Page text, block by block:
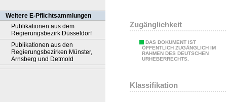
Weitere E-Pflichtsammlungen
Publikationen aus dem
Regierungsbezirk Düsseldorf
Publikationen aus den
Regierungsbezirken Münster,
Arnsberg und Detmold
Zugänglichkeit
DAS DOKUMENT IST
ÖFFENTLICH ZUGÄNGLICH IM
RAHMEN DES DEUTSCHEN
URHEBERRECHTS.
Klassifikation